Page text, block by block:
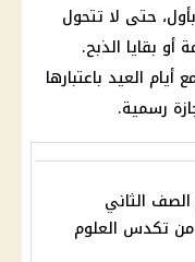
حتى لا تتحول
أو بقايا الذبح.
العيد باعتبارها
رسمية.
الثاني
تكدس العلوم